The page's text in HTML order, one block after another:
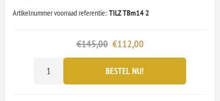
Artikelnummer voorraad referentie: TILZ TBm14 2
€145,00 €112,00
BESTEL NU!